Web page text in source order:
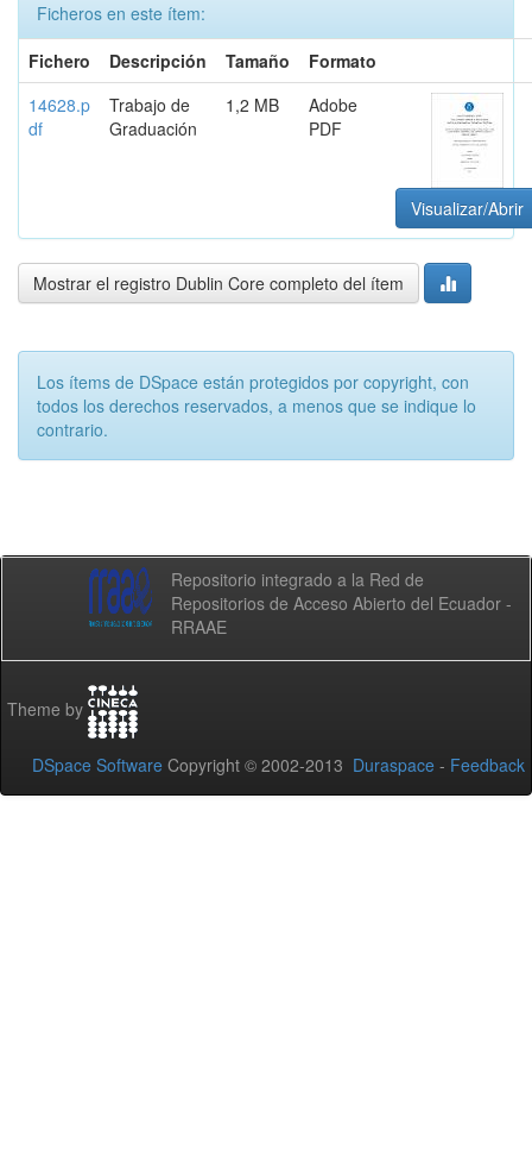
Ficheros en este ítem:
Fichero
Descripción Tamaño
Formato
14628.p
df
Trabajo de
Graduación
1,2 MB
Adobe
PDF
Visualizar/Abrir
Mostrar el registro Dublin Core completo del ítem
Los ítems de DSpace están protegidos por copyright, con
todos los derechos reservados, a menos que se indique lo
contrario.
Repositorio integrado a la Red de
Repositorios de Acceso Abierto del Ecuador -
RRAAE
Theme by
DSpace Software Copyright © 2002-2013 Duraspace - Feedback